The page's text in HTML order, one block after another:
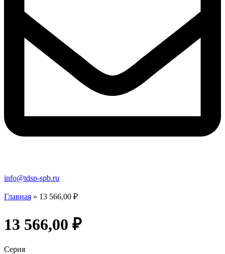
info@tdsp-spb.ru
Главная » 13 566,00 ₽
13 566,00 ₽
Серия